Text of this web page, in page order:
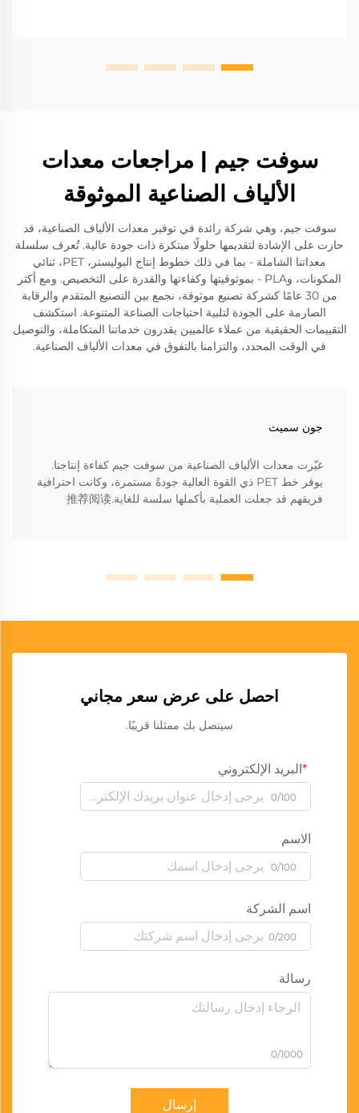
سوفت جيم | مراجعات معدات
الألياف الصناعية الموثوقة
سوفت جيم، وهي شركة رائدة في توفير معدات الألياف الصناعية، قد
حازت على الإشادة لتقديمها حلولًا مبتكرة ذات جودة عالية. تُعرف سلسلة
معداتنا الشاملة - بما في ذلك خطوط إنتاج البوليستر، PET، ثنائي
المكونات، وPLA - بموثوقيتها وكفاءتها والقدرة على التخصيص. ومع أكثر
من 30 عامًا كشركة تصنيع موثوقة، نجمع بين التصنيع المتقدم والرقابة
الصارمة على الجودة لتلبية احتياجات الصناعة المتنوعة. استكشف
التقييمات الحقيقية من عملاء عالميين يقدرون خدماتنا المتكاملة، والتوصيل
في الوقت المحدد، والتزامنا بالتفوق في معدات الألياف الصناعية.
جون سميث
غيّرت معدات الألياف الصناعية من سوفت جيم كفاءة إنتاجنا.
يوفر خط PET ذي القوة العالية جودةً مستمرة، وكانت احترافية
فريقهم قد جعلت العملية بأكملها سلسة للغاية.推荐阅读
احصل على عرض سعر مجاني
سيتصل بك ممثلنا قريبًا.
البريد الإلكتروني
0/100
الاسم
0/100
اسم الشركة
0/200
رسالة
0/1000
إرسال